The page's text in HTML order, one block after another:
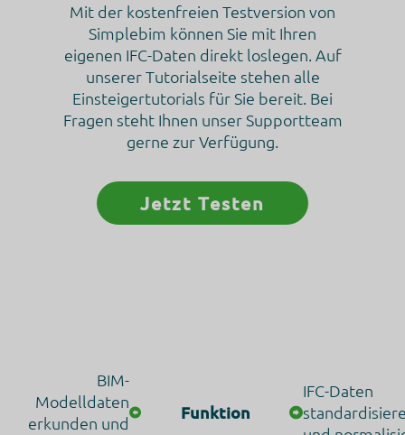
Mit der kostenfreien Testversion von
Simplebim können Sie mit Ihren
eigenen IFC-Daten direkt loslegen. Auf
unserer Tutorialseite stehen alle
Einsteigertutorials für Sie bereit. Bei
Fragen steht Ihnen unser Supportteam
gerne zur Verfügung.
Jetzt Testen
BIM-
Modelldaten
erkunden und
Funktion
IFC-Daten
Marketing
Web-Analytik
Genutzte Technologien
Pixel-Tags
Cookies
die Nutzung dieses Dienstes gesammelt werden.
Nutzungsdaten
Kaufaktivität
Widget-Interaktionen
Datum und Uhrzeit des Besuchs